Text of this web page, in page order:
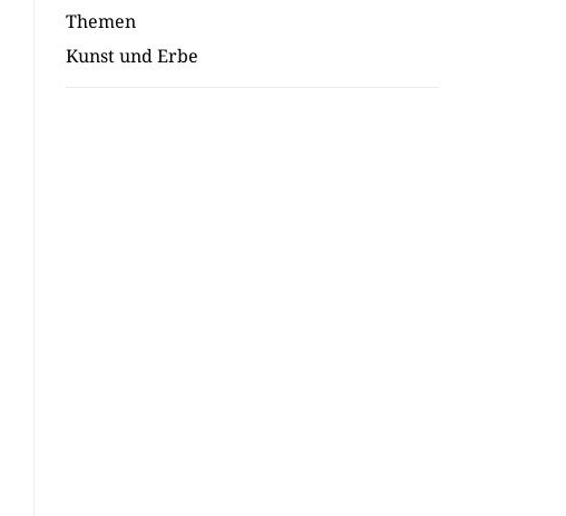
Themen
Kunst und Erbe